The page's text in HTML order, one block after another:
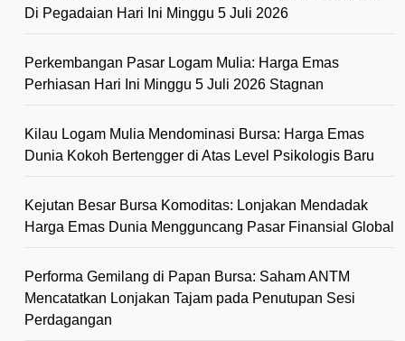
Di Pegadaian Hari Ini Minggu 5 Juli 2026
Perkembangan Pasar Logam Mulia: Harga Emas
Perhiasan Hari Ini Minggu 5 Juli 2026 Stagnan
Kilau Logam Mulia Mendominasi Bursa: Harga Emas
Dunia Kokoh Bertengger di Atas Level Psikologis Baru
Kejutan Besar Bursa Komoditas: Lonjakan Mendadak
Harga Emas Dunia Mengguncang Pasar Finansial Global
Performa Gemilang di Papan Bursa: Saham ANTM
Mencatatkan Lonjakan Tajam pada Penutupan Sesi
Perdagangan